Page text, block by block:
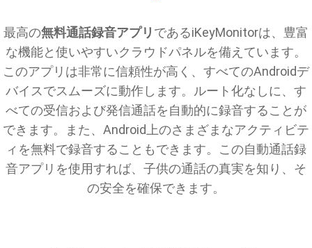
最高の無料通話録音アプリ であるiKeyMonitorは、豊富
な機能と使いやすいクラウドパネルを備えています。
このアプリは非常に信頼性が高く、すべてのAndroidデ
バイスでスムーズに動作します。ルート化なしに、す
べての受信および発信通話を自動的に録音することが
できます。また、Android上のさまざまなアクティビテ
ィを無料で録音することもできます。この自動通話録
音アプリを使用すれば、子供の通話の真実を知り、そ
の安全を確保できます。